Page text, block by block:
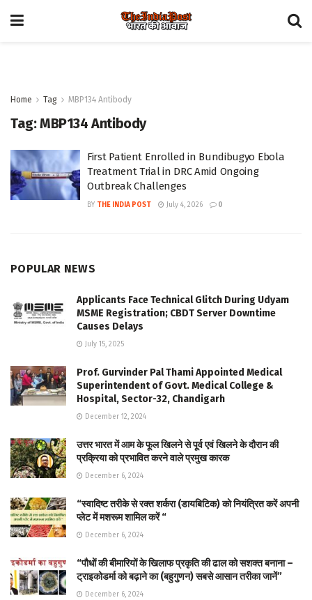
Home Tag MBP134 Antibody
Tag:MBP134 Antibody
First Patient Enrolled in Bundibugyo Ebola
Treatment Trial in DRC Amid Ongoing
Outbreak Challenges
BY THE INDIA POST July 4, 2026 0
POPULAR NEWS
Applicants Face Technical Glitch During Udyam
MSME Registration; CBDT Server Downtime
Causes Delays
July 15, 2025
Prof. Gurvinder Pal Thami Appointed Medical
Superintendent of Govt. Medical College &
Hospital, Sector-32, Chandigarh
December 12, 2024
उत्तर भारत में आम के फूल खिलने से पूर्व एवं खिलने के दौरान की
प्रक्रिया को प्रभावित करने वाले प्रमुख कारक
December 6, 2024
“स्वादिष्ट तरीके से रक्त शर्करा (डायबिटिक) को नियंत्रित करें अपनी
प्लेट में मशरूम शामिल करें “
December 6, 2024
“पौधों की बीमारियों के खिलाफ प्रकृति की ढाल को सशक्त बनाना –
ट्राइकोडर्मा को बढ़ाने का (बहुगुणन) सबसे आसान तरीका जानें”
December 6, 2024